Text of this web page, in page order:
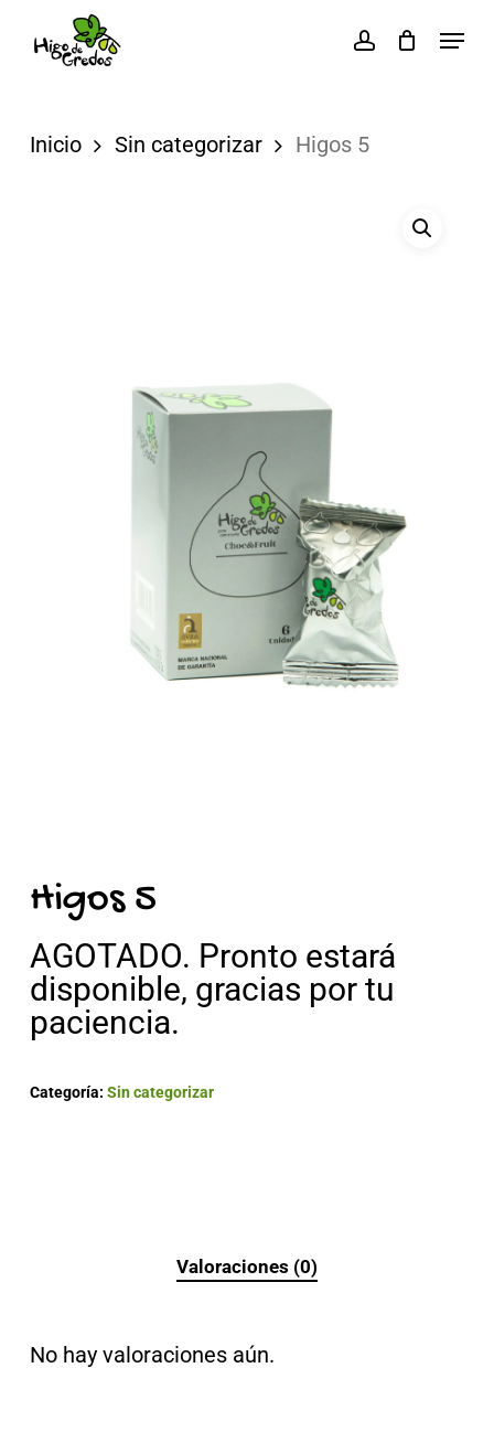
content
account
Menu
Inicio Sin categorizar Higos 5
Higos 5
AGOTADO. Pronto estará
disponible, gracias por tu
paciencia.
Categoría: Sin categorizar
Valoraciones (0)
No hay valoraciones aún.